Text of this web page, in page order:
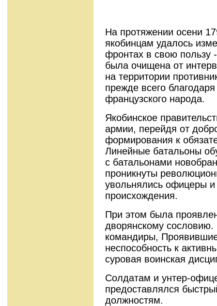
На протяжении осени
якобинцам удалось
фронтах в свою пользу
была очищена от
на территории
прежде всего
французского народа.
Якобинское
армии, перейдя от
формирования к
Линейные батальоны
с батальонами
проникнуты
увольнялись офицеры и
происхождения.
При этом была
дворянскому
командиры,
неспособность к
суровая воинская
Солдатам и унтер-
предоставлялся
должностям.